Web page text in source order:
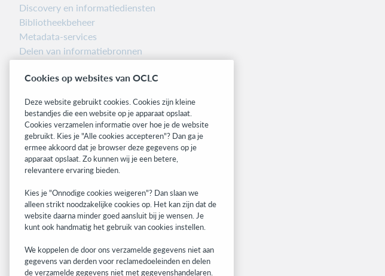
Discovery en informatiediensten
Bibliotheekbeheer
Metadata-services
Delen van informatiebronnen
Informatie over releases
Related sites
OCLC.org
BibFormats
Community
WebJunction
Developer Network
Get the latest product updates, research,
Cookies op websites van OCLC
Deze website gebruikt cookies. Cookies zijn kleine
bestandjes die een website op je apparaat opslaat.
Cookies verzamelen informatie over hoe je de website
gebruikt. Kies je "Alle cookies accepteren"? Dan ga je
ermee akkoord dat je browser deze gegevens op je
apparaat opslaat. Zo kunnen wij je een betere,
relevantere ervaring bieden.
Kies je "Onnodige cookies weigeren"? Dan slaan we
alleen strikt noodzakelijke cookies op. Het kan zijn dat de
website daarna minder goed aansluit bij je wensen. Je
kunt ook handmatig het gebruik van cookies instellen.
We koppelen de door ons verzamelde gegevens niet aan
gegevens van derden voor reclamedoeleinden en delen
de verzamelde gegevens niet met gegevenshandelaren.